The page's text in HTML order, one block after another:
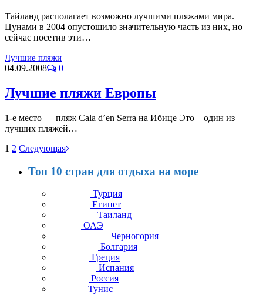
Тайланд располагает возможно лучшими пляжами мира.
Цунами в 2004 опустошило значительную часть из них, но
сейчас посетив эти…
Лучшие пляжи
04.09.2008 0
Лучшие пляжи Европы
1-е место — пляж Cala d’en Serra на Ибице Это – один из
лучших пляжей…
1 2 Следующая
Топ 10 стран для отдыха на море
Турция
Египет
Таиланд
ОАЭ
Черногория
Болгария
Греция
Испания
Россия
Тунис